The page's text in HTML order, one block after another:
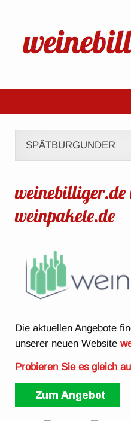
SPÄTBURGUNDER
weinpakete.de
Die aktuellen Angebote
unserer neuen Website
Probieren Sie es gleich